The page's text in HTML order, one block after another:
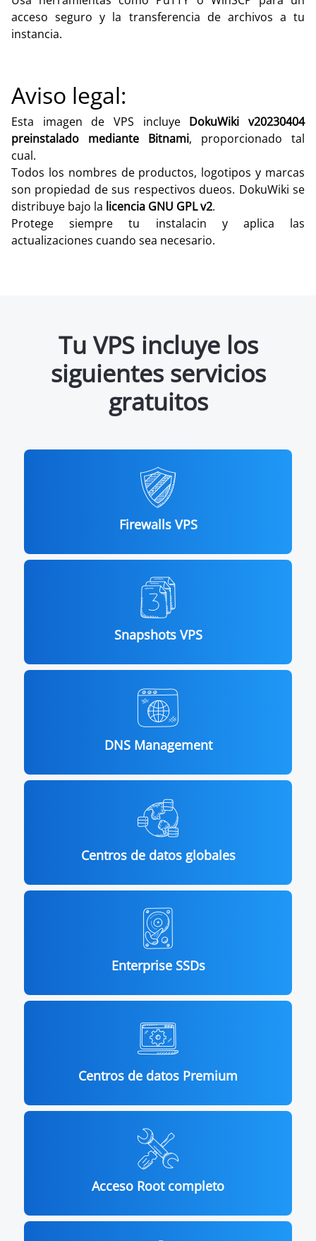
acceso seguro y la transferencia de archivos a tu
instancia.
Aviso legal:
Esta imagen de VPS incluye DokuWiki v20230404
preinstalado mediante Bitnami, proporcionado tal
cual.
Todos los nombres de productos, logotipos y marcas
son propiedad de sus respectivos dueos. DokuWiki se
distribuye bajo la licencia GNU GPL v2.
Protege siempre tu instalacin y aplica las
actualizaciones cuando sea necesario.
Tu VPS incluye los
siguientes servicios
gratuitos
Firewalls VPS
Snapshots VPS
DNS Management
Centros de datos globales
Enterprise SSDs
Centros de datos Premium
Acceso Root completo